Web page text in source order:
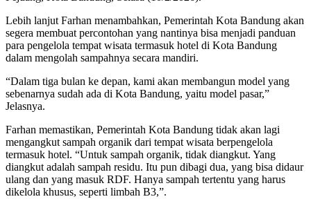
Lebih lanjut Farhan menambahkan, Pemerintah Kota Bandung akan
segera membuat percontohan yang nantinya bisa menjadi panduan
para pengelola tempat wisata termasuk hotel di Kota Bandung
dalam mengolah sampahnya secara mandiri.
“Dalam tiga bulan ke depan, kami akan membangun model yang
sebenarnya sudah ada di Kota Bandung, yaitu model pasar,”
Jelasnya.
Farhan memastikan, Pemerintah Kota Bandung tidak akan lagi
mengangkut sampah organik dari tempat wisata berpengelola
termasuk hotel. “Untuk sampah organik, tidak diangkut. Yang
diangkut adalah sampah residu. Itu pun dibagi dua, yang bisa didaur
ulang dan yang masuk RDF. Hanya sampah tertentu yang harus
dikelola khusus, seperti limbah B3,”.